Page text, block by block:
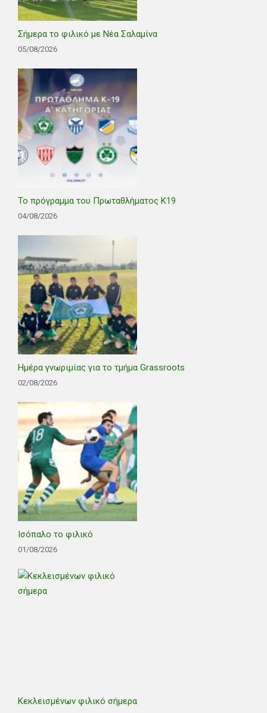
Σήμερα το φιλικό με Νέα Σαλαμίνα
05/08/2026
Το πρόγραμμα του Πρωταθλήματος Κ19
04/08/2026
Ημέρα γνωριμίας για το τμήμα Grassroots
02/08/2026
Ισόπαλο το φιλικό
01/08/2026
Κεκλεισμένων φιλικό σήμερα